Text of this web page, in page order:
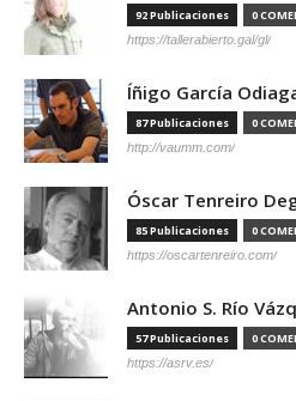
92 Publicaciones 0
https://tallerabierto.gal/gl/
Íñigo García
87 Publicaciones 0
http://vaumm.com/
Óscar Tenreiro
85 Publicaciones 0
https://oscartenreiro.com/
Antonio S. Río
57 Publicaciones 0
https://asrv.es/